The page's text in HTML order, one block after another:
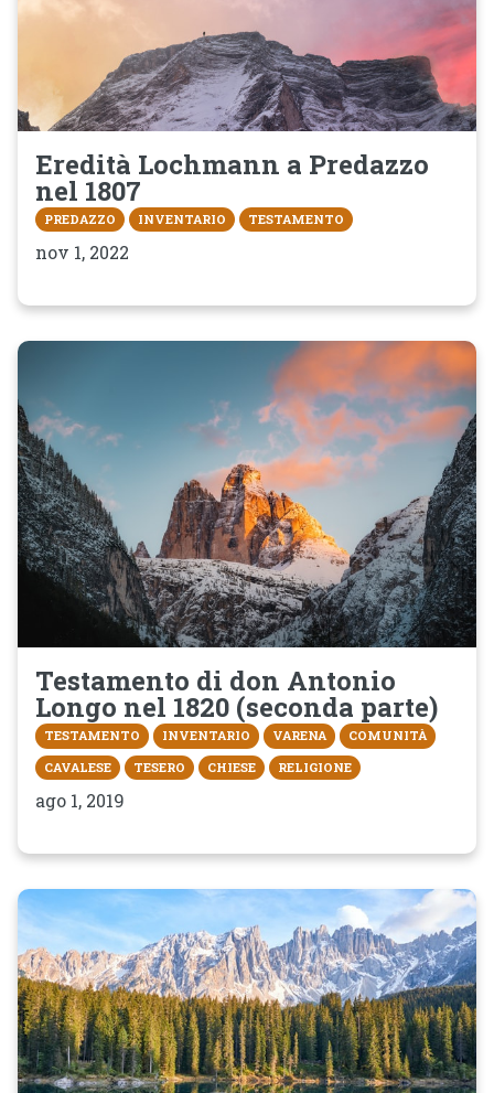
Eredità Lochmann a Predazzo
nel 1807
PREDAZZO INVENTARIO TESTAMENTO
nov 1, 2022
Testamento di don Antonio
Longo nel 1820 (seconda parte)
TESTAMENTO INVENTARIO VARENA
COMUNITÀ
CAVALESE
TESERO CHIESE RELIGIONE
ago 1, 2019